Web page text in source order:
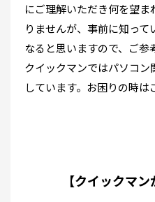
にご理解いただき何を望
りませんが、事前に知っ
なると思いますので、ご参
クイックマンではパソコ
しています。お困りの時は
【クイックマ